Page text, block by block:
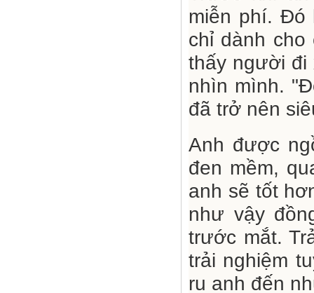
miễn phí. Đó
chỉ dành
thấy người đi
nhìn mình.
đã trở nên
Anh được
đen mềm,
anh sẽ tốt
như vậy
trước mắt.
trải nghiệm
ru anh đến